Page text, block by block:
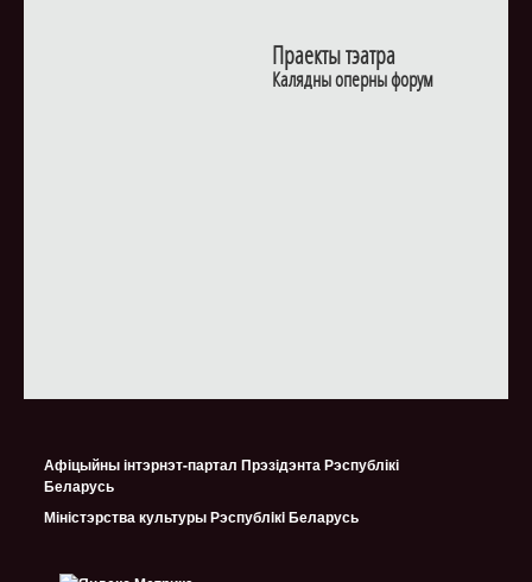
Праекты тэатра
Калядны оперны форум
Афіцыйны інтэрнэт-партал Прэзідэнта Рэспублікі
Беларусь
Міністэрства культуры Рэспублiкi Беларусь